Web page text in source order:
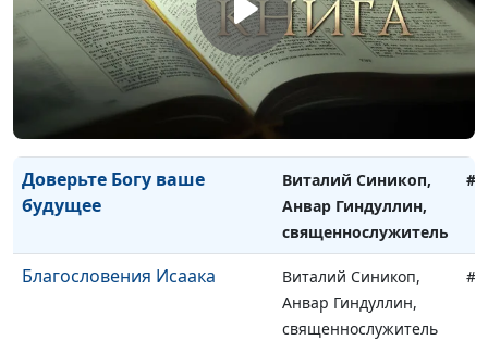
Воскресение и Жизнь
Анвар Гиндуллин,
священнослужитель
Исполнение вашего
предназначения
Виталий Синикоп,
Анвар Гиндуллин,
священнослужитель
Доверьте Богу ваше
будущее
Виталий Синикоп,
Анвар Гиндуллин,
священнослужитель
Благословения Исаака
Виталий Синикоп,
Анвар Гиндуллин,
священнослужитель